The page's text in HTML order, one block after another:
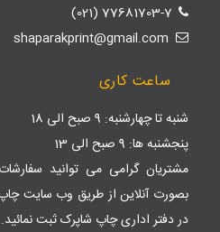
77681703-7 (021)
ساعت کاری
شنبه تا چهارشنبه: 9 صبح الی 18
پنجشنبه ها: 9 صبح الی 13
مشتریان گرامی می توانید
بصورت آنلاین از طریق وب سایت
در دفتر اداری چاپ شاپرک ثبت نمائید.